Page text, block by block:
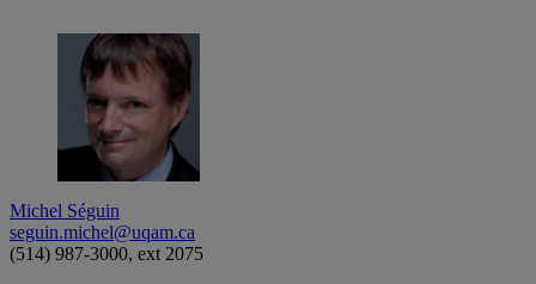
Michel Séguin
seguin.michel@uqam.ca
(514) 987-3000, ext 2075